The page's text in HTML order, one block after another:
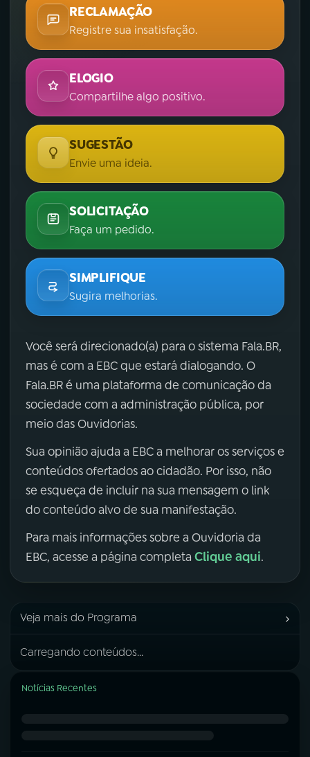
RECLAMAÇÃO
Registre sua insatisfação.
ELOGIO
Compartilhe algo positivo.
SUGESTÃO
Envie uma ideia.
SOLICITAÇÃO
Faça um pedido.
SIMPLIFIQUE
Sugira melhorias.
Você será direcionado(a) para o sistema Fala.BR,
mas é com a EBC que estará dialogando. O
Fala.BR é uma plataforma de comunicação da
sociedade com a administração pública, por
meio das Ouvidorias.
Sua opinião ajuda a EBC a melhorar os serviços e
conteúdos ofertados ao cidadão. Por isso, não
se esqueça de incluir na sua mensagem o link
do conteúdo alvo de sua manifestação.
Para mais informações sobre a Ouvidoria da
EBC, acesse a página completa Clique aqui.
Veja mais do Programa ›
Carregando conteúdos...
Notícias Recentes